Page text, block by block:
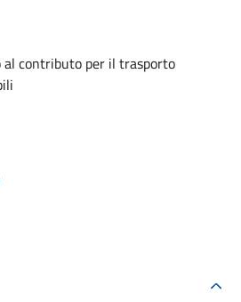
al contributo per il trasporto